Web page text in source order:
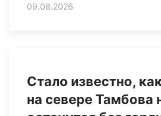
09.08.2026
Стало известно,
на севере Тамбова